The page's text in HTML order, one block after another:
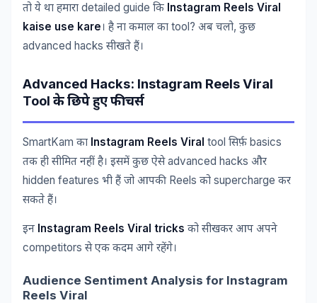
तो ये था हमारा detailed guide कि Instagram Reels Viral
kaise use kare । है ना कमाल का tool? अब चलो, कुछ
advanced hacks सीखते हैं।
Advanced Hacks: Instagram Reels Viral
Tool केछिपेहुएफीचर्स
SmartKam का Instagram Reels Viral tool सिर्फ़ basics
तक ही सीमित नहीं है। इसमें कुछ ऐसेadvanced hacks और
hidden features भी हैं जो आपकी Reels को supercharge कर
सकते हैं।
इन Instagram Reels Viral tricks को सीखकर आप अपने
competitors से एक कदम आगे रहेंगे।
Audience Sentiment Analysis for Instagram
Reels Viral